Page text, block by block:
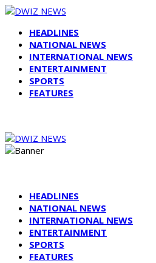
HEADLINES
NATIONAL NEWS
INTERNATIONAL NEWS
ENTERTAINMENT
SPORTS
FEATURES
HEADLINES
NATIONAL NEWS
INTERNATIONAL NEWS
ENTERTAINMENT
SPORTS
FEATURES